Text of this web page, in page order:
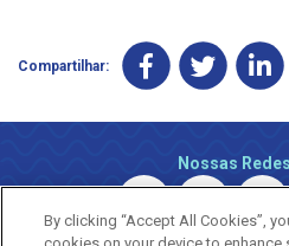
Compartilhar:
Nossas
By clicking “Accept All Cookies”,